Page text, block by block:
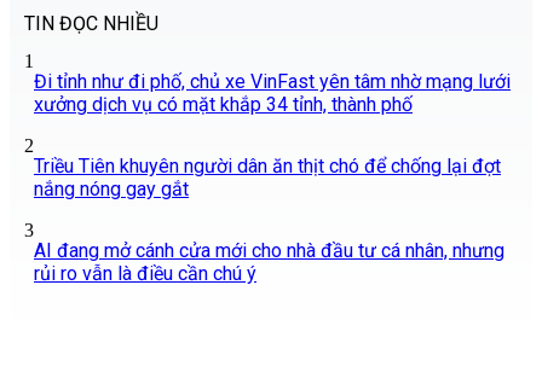
TIN ĐỌC NHIỀU
1
Đi tỉnh như đi phố, chủ xe VinFast yên tâm nhờ mạng lưới
xưởng dịch vụ có mặt khắp 34 tỉnh, thành phố
2
Triều Tiên khuyên người dân ăn thịt chó để chống lại đợt
nắng nóng gay gắt
3
AI đang mở cánh cửa mới cho nhà đầu tư cá nhân, nhưng
rủi ro vẫn là điều cần chú ý